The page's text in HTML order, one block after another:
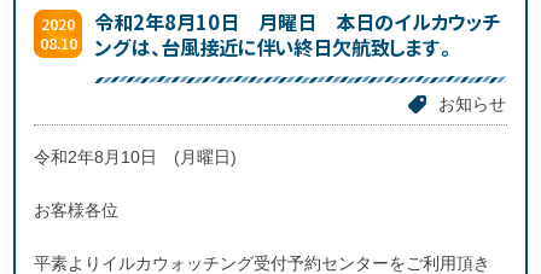
2020
08.10
令和2年8月10日 月曜日 本日のイルカウッチ
ングは、台風接近に伴い終日欠航致します。
お知らせ
令和2年8月10日 (月曜日)
お客様各位
平素よりイルカウォッチング受付予約センターをご利用頂き